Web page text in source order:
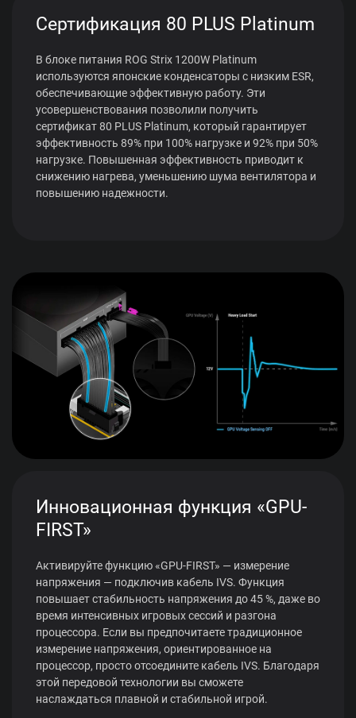
Сертификация 80 PLUS Platinum
В блоке питания ROG Strix 1200W Platinum
используются японские конденсаторы с низким ESR,
обеспечивающие эффективную работу. Эти
усовершенствования позволили получить
сертификат 80 PLUS Platinum, который гарантирует
эффективность 89% при 100% нагрузке и 92% при 50%
нагрузке. Повышенная эффективность приводит к
снижению нагрева, уменьшению шума вентилятора и
повышению надежности.
Инновационная функция «GPU-
FIRST»
Активируйте функцию «GPU-FIRST» — измерение
напряжения — подключив кабель IVS. Функция
повышает стабильность напряжения до 45 %, даже во
время интенсивных игровых сессий и разгона
процессора. Если вы предпочитаете традиционное
измерение напряжения, ориентированное на
процессор, просто отсоедините кабель IVS. Благодаря
этой передовой технологии вы сможете
наслаждаться плавной и стабильной игрой.